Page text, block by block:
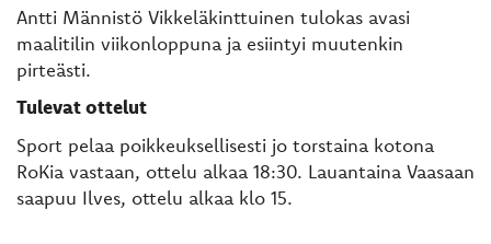
Antti Männistö Vikkeläkinttuinen tulokas avasi
maalitilin viikonloppuna ja esiintyi muutenkin
pirteästi.
Tulevat ottelut
Sport pelaa poikkeuksellisesti jo torstaina kotona
RoKia vastaan, ottelu alkaa 18:30. Lauantaina Vaasaan
saapuu Ilves, ottelu alkaa klo 15.